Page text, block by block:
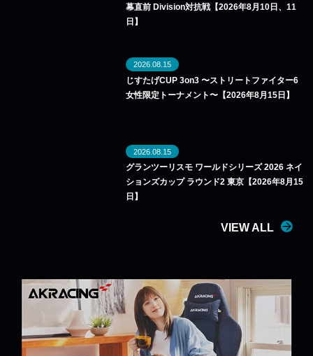
幕直前 Division対抗戦【2026年8月10日、11
日】
2026.08.15
じすたげCUP 3on3 〜ストリートファイター6
女性限定トーナメント〜【2026年8月15日】
2026.08.15
グランツーリスモ ワールドシリーズ 2026 ネイ
ションズカップ ラウンド2 東京【2026年8月15
日】
VIEW ALL